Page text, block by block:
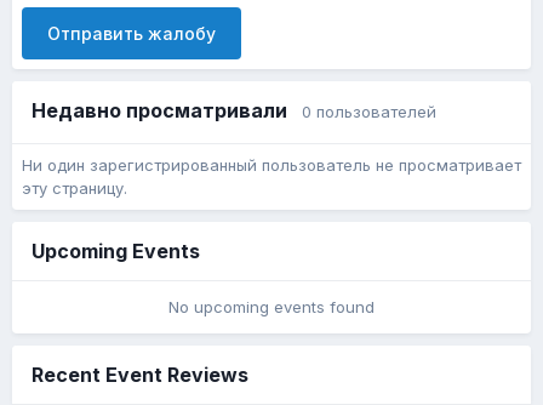
Отправить жалобу
Недавно просматривали 0 пользователей
Ни один зарегистрированный пользователь не просматривает
эту страницу.
Upcoming Events
No upcoming events found
Recent Event Reviews